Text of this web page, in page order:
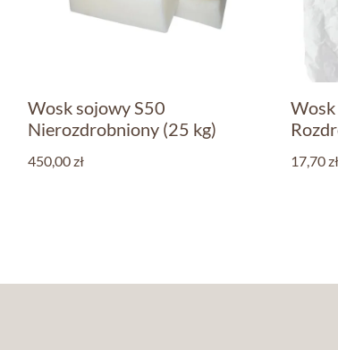
Wosk sojowy S50
Nierozdrobniony (25 kg)
450,00zł 17,70zł